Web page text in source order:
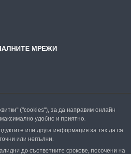
МРЕЖИ
("cookies"), за да направим онлайн
удобно и приятно.
или друга информация за тях да са
или непълни.
до съответните срокове, посочени на